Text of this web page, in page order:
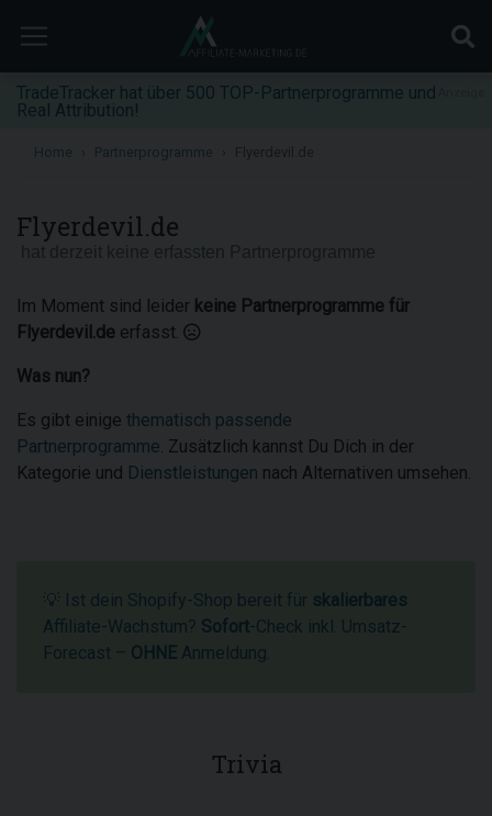
TradeTracker hat über 500 TOP-Partnerprogramme und
Real Attribution!
Home Partnerprogramme
Flyerdevil.de
Im Moment sind leider keine Partnerprogramme für
Flyerdevil.de erfasst.
Was nun?
Es gibt einige thematisch passende
Partnerprogramme. Zusätzlich kannst Du Dich in der
Kategorie und Dienstleistungen nach Alternativen umsehen.
💡 Ist dein Shopify-Shop bereit für skalierbares
Affiliate-Wachstum? Sofort-Check inkl. Umsatz-
Forecast – OHNE Anmeldung.
Trivia